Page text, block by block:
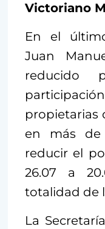
Victoriano
En el
Juan
reducido
propietarias
en más
reducir el
26.07 a
totalidad de
La